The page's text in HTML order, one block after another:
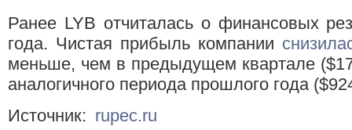
Ранее LYB отчиталась о финансовых
года. Чистая прибыль компании
меньше, чем в предыдущем квартале
аналогичного периода прошлого года
Источник: rupec.ru